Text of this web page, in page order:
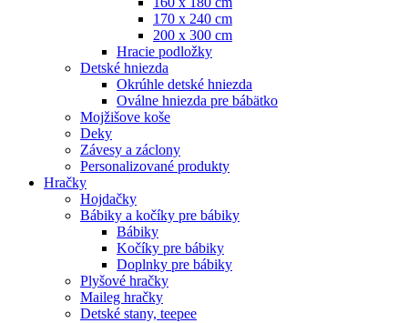
170 x 240 cm
200 x 300 cm
Hracie podložky
Detské hniezda
Okrúhle detské hniezda
Oválne hniezda pre bábätko
Mojžišove koše
Deky
Závesy a záclony
Personalizované produkty
Hračky
Hojdačky
Bábiky a kočíky pre bábiky
Bábiky
Kočíky pre bábiky
Doplnky pre bábiky
Plyšové hračky
Maileg hračky
Detské stany, teepee